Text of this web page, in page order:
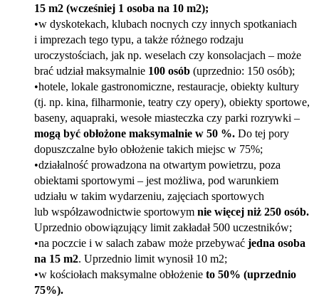
15 m2 (wcześniej 1 osoba na 10 m2);
w dyskotekach, klubach nocnych czy innych spotkaniach
i imprezach tego typu, a także różnego rodzaju
uroczystościach, jak np. weselach czy konsolacjach – może
brać udział maksymalnie 100 osób (uprzednio: 150 osób);
hotele, lokale gastronomiczne, restauracje, obiekty kultury
(tj. np. kina, filharmonie, teatry czy opery), obiekty sportowe,
baseny, aquapraki, wesołe miasteczka czy parki rozrywki –
mogą być obłożone maksymalnie w 50 %. Do tej pory
dopuszczalne było obłożenie takich miejsc w 75%;
działalność prowadzona na otwartym powietrzu, poza
obiektami sportowymi – jest możliwa, pod warunkiem
udziału w takim wydarzeniu, zajęciach sportowych
lub współzawodnictwie sportowym nie więcej niż 250 osób.
Uprzednio obowiązujący limit zakładał 500 uczestników;
na poczcie i w salach zabaw może przebywać jedna osoba
na 15 m2. Uprzednio limit wynosił 10 m2;
w kościołach maksymalne obłożenie to 50% (uprzednio
75%).